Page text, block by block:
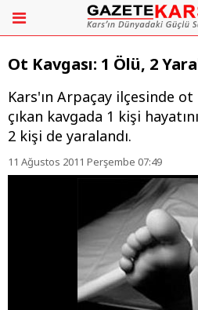
Ot Kavgası: 1 Ölü, 2
Kars'ın Arpaçay ilçesinde
çıkan kavgada 1 kişi
2 kişi de yaralandı.
11 Ağustos 2011 Perşembe 07:49